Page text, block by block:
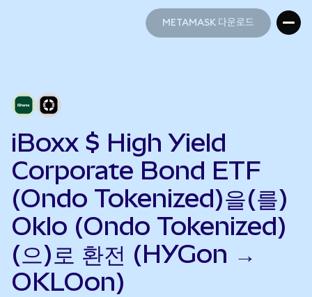
METAMASK 다운로드
iBoxx $ High Yield
Corporate Bond ETF
(Ondo Tokenized)을(를)
Oklo (Ondo Tokenized)
(으)로 환전 (HYGon →
OKLOon)